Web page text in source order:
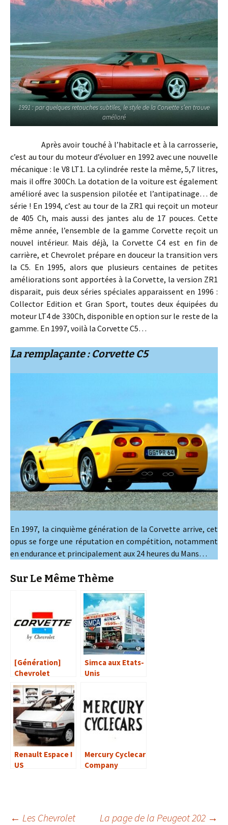
1991 : par quelques retouches subtiles, le style de la Corvette s’en trouve
amélioré
Après avoir touché à l’habitacle et à la carrosserie,
c’est au tour du moteur d’évoluer en 1992 avec une nouvelle
mécanique : le V8 LT1. La cylindrée reste la même, 5,7 litres,
mais il offre 300Ch. La dotation de la voiture est également
amélioré avec la suspension pilotée et l’antipatinage… de
série ! En 1994, c’est au tour de la ZR1 qui reçoit un moteur
de 405 Ch, mais aussi des jantes alu de 17 pouces. Cette
même année, l’ensemble de la gamme Corvette reçoit un
nouvel intérieur. Mais déjà, la Corvette C4 est en fin de
carrière, et Chevrolet prépare en douceur la transition vers
la C5. En 1995, alors que plusieurs centaines de petites
améliorations sont apportées à la Corvette, la version ZR1
disparait, puis deux séries spéciales apparaissent en 1996 :
Collector Edition et Gran Sport, toutes deux équipées du
moteur LT4 de 330Ch, disponible en option sur le reste de la
gamme. En 1997, voilà la Corvette C5…
La remplaçante : Corvette C5
En 1997, la cinquième génération de la Corvette arrive, cet
opus se forge une réputation en compétition, notamment
en endurance et principalement aux 24 heures du Mans…
Sur Le Même Thème
[Génération]
Chevrolet
Corvette
Simca aux Etats-
Unis
Renault Espace I
US
Mercury Cyclecar
Company
← Les Chevrolet La page de la Peugeot 202 →